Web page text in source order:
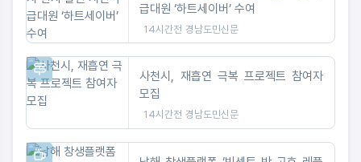
급대원 ‘하트세이버’ 수여
14시간전 경남도민신문
사천시, 재흡연 극복 프로젝트 참여자
모집
14시간전 경남도민신문